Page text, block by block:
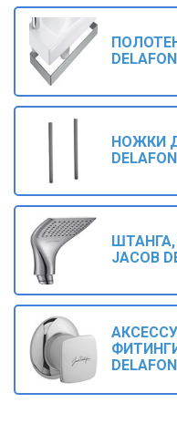
DELAFON
НОЖКИ
DELAFON
JACOB
DELAFON